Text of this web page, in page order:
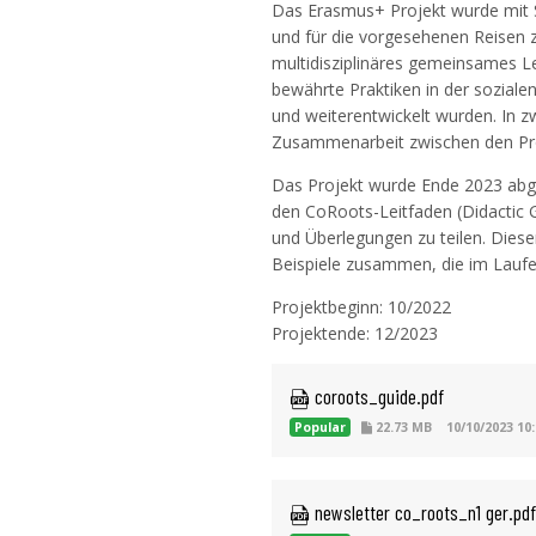
Das Erasmus+ Projekt wurde
und für die vorgesehenen Reisen
multidisziplinäres gemeinsames
bewährte Praktiken in der
und weiterentwickelt wurden. In
Zusammenarbeit zwischen den
Das Projekt wurde Ende 2023
den CoRoots-Leitfaden (Didactic
und Überlegungen zu teilen.
Beispiele zusammen, die im
Projektbeginn: 10/2022
Projektende: 12/2023
coroots_guide.pdf
Popular 22.73 MB 10/10/2023
newsletter co_roots_n1 ger.pdf